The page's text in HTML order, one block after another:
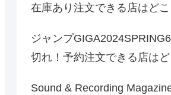
在庫あり注文できる店はどこ
ジャンプ
切れ！予約注文できる店はど
Sound & Recording